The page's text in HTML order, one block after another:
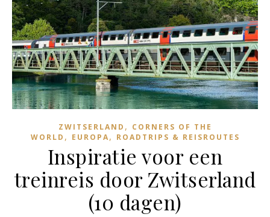
ZWITSERLAND , CORNERS OF THE
WORLD , EUROPA, ROADTRIPS & REISROUTES
Inspiratie voor een
treinreis door Zwitserland
(10 dagen)